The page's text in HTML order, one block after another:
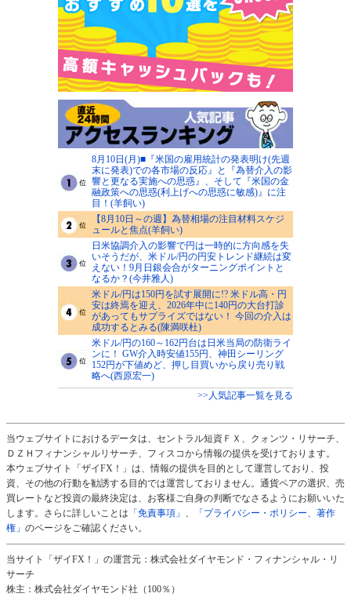
8月10日(月)■『米国の雇用統計の発表明け(先週
末に発表)での各市場の反応』と『為替介入の影
響と更なる実施への思惑』、そして『米国の金
融政策への思惑(利上げへの思惑に敏感)』に注
目！(羊飼い)
【8月10日～の週】為替相場の注目材料スケジ
ュールと焦点(羊飼い)
日米協調介入の影響で円は一時的に方向感を失
いそうだが、米ドル/円の円安トレンド継続は変
えない！9月日銀会合がターニングポイントと
なるか？(今井雅人)
米ドル/円は150円を試す展開に!? 米ドル高・円
安は終焉を迎え、2026年中に140円の大台打診
があってもサプライズではない！ 今回の介入は
成功するとみる(陳満咲杜)
米ドル/円の160～162円台は日米当局の防衛ライ
ンに！ GW介入時安値155円、神田シーリング
152円が下値めど、押し目買いから戻り売り戦
略へ(西原宏一)
>>人気記事一覧を見る
当ウェブサイトにおけるデータは、セントラル短資ＦＸ、クォンツ・リサーチ、
ＤＺＨフィナンシャルリサーチ、フィスコから情報の提供を受けております。
本ウェブサイト「ザイFX！」は、情報の提供を目的として運営しており、投
資、その他の行動を勧誘する目的では運営しておりません。通貨ペアの選択、売
買レートなど投資の最終決定は、お客様ご自身の判断でなさるようにお願いいた
します。さらに詳しいことは 「免責事項」 、
「プライバシー・ポリシー、著作
権」 のページをご確認ください。
当サイト「ザイFX！」の運営元：株式会社ダイヤモンド・フィナンシャル・リ
サーチ
株主：株式会社ダイヤモンド社（100％）